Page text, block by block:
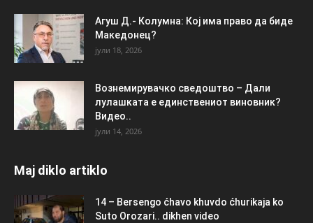
Агуш Д.- Колумна: Кој има право да биде
Македонец?
јули 18, 2026
Вознемирувачко сведоштво – Дали
лулашката е единствениот виновник?
Видео..
јули 14, 2026
Maj diklo artiklo
14 – Bersengo ćhavo khuvdo ćhurikaja ko
Suto Orozari.. dikhen video